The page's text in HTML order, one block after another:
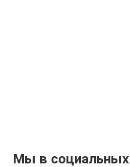
Мы в социальных